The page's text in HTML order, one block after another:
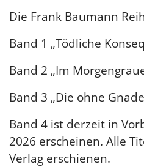
Die Frank Baumann
Band 1 „Tödliche
Band 2 „Im
Band 3 „Die ohne
Band 4 ist derzeit in
2026 erscheinen. Alle
Verlag erschienen.